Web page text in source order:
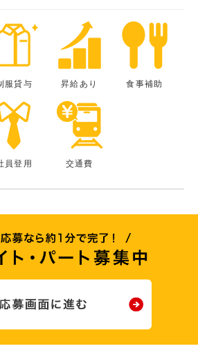
服貸与 昇給あり 食事補助
員登用 交通費